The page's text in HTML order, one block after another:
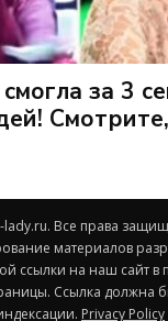
за 3
lady.ru. Все права
материалов
ссылки на наш сайт в
Ссылка должна
Privacy Policy